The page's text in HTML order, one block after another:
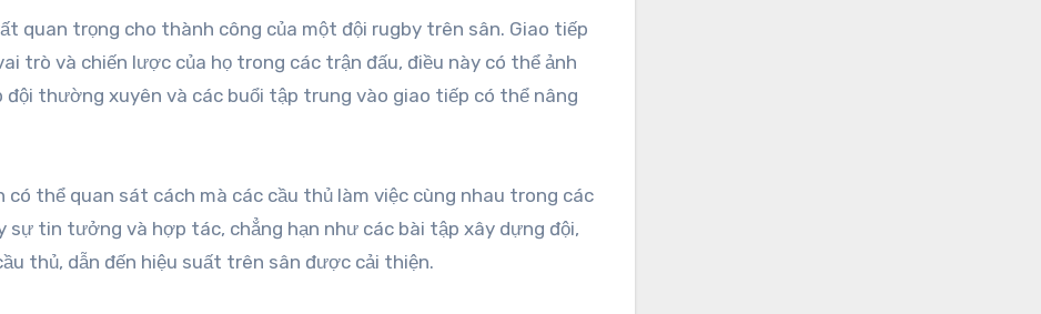
quan trọng cho thành công của một đội rugby trên sân. Giao tiếp
trò và chiến lược của họ trong các trận đấu, điều này có thể ảnh
đội thường xuyên và các buổi tập trung vào giao tiếp có thể nâng
có thể quan sát cách mà các cầu thủ làm việc cùng nhau trong các
sự tin tưởng và hợp tác, chẳng hạn như các bài tập xây dựng đội,
thủ, dẫn đến hiệu suất trên sân được cải thiện.